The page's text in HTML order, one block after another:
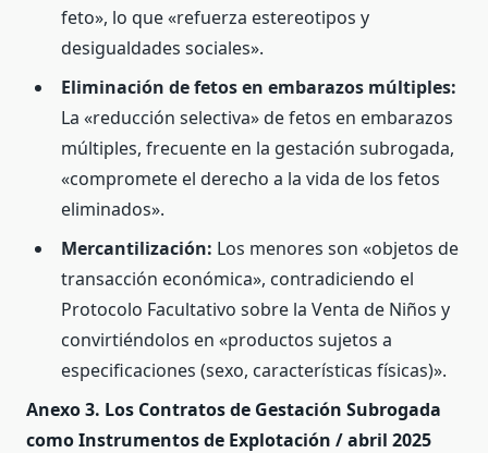
feto», lo que «refuerza estereotipos y
desigualdades sociales».
Eliminación de fetos en embarazos múltiples:
La «reducción selectiva» de fetos en embarazos
múltiples, frecuente en la gestación subrogada,
«compromete el derecho a la vida de los fetos
eliminados».
Mercantilización: Los menores son «objetos de
transacción económica», contradiciendo el
Protocolo Facultativo sobre la Venta de Niños y
convirtiéndolos en «productos sujetos a
especificaciones (sexo, características físicas)».
Anexo 3. Los Contratos de Gestación Subrogada
como Instrumentos de Explotación / abril 2025